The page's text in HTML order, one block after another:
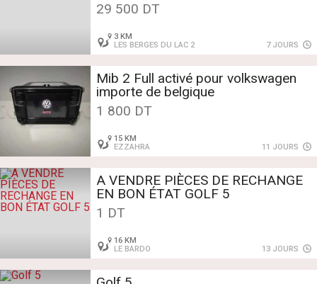
29 500 DT
3 KM
LES BERGES DU LAC 2
7 JOURS
Mib 2 Full activé pour volkswagen
importe de belgique
1 800 DT
15 KM
EZZAHRA
11 JOURS
A VENDRE PIÈCES DE RECHANGE
EN BON ÉTAT GOLF 5
1 DT
16 KM
LE BARDO
13 JOURS